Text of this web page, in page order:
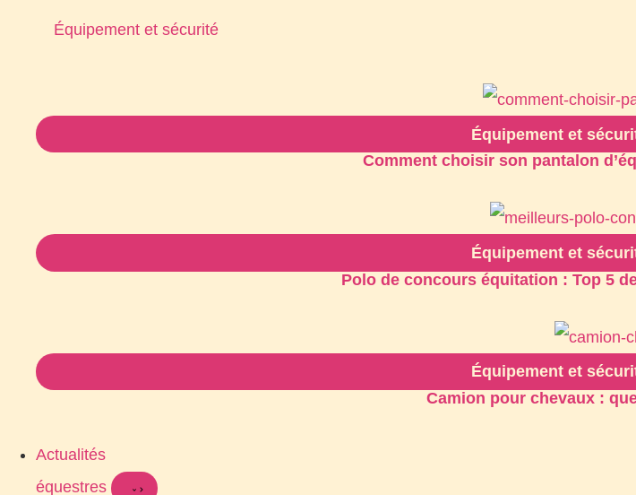
Équipement et sécurité
Équipement et
Comment choisir son pantalon
Équipement et
Polo de concours équitation : Top 5
Équipement et
Camion pour chevaux :
Actualités
équestres